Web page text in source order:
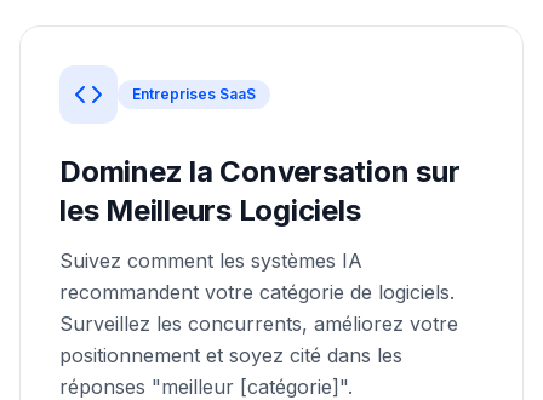
Content
Engine
RAISA
Assistant
Rapports &
Analytiques
Entreprises SaaS
Dominez la Conversation sur
les Meilleurs Logiciels
Suivez comment les systèmes IA
recommandent votre catégorie de logiciels.
Surveillez les concurrents, améliorez votre
positionnement et soyez cité dans les
réponses "meilleur [catégorie]".